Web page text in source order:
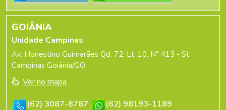
GOIÂNIA
Unidade Campinas
Av. Honestino Guimarães Qd. 72, Lt. 10, N° 413 - St.
Campinas Goiânia/GO
Ver no mapa
(62) 3087-8787
(62) 98193-1189